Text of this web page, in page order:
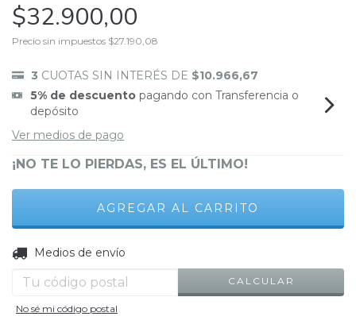
$32.900,00
Precio sin impuestos $27.190,08
3 CUOTAS SIN INTERÉS DE $10.966,67
5% de descuento pagando con Transferencia o
depósito
Ver medios de pago
¡NO TE LO PIERDAS, ES EL ÚLTIMO!
Entregas para el CP:
Medios de envío
CALCULAR
No sé mi código postal